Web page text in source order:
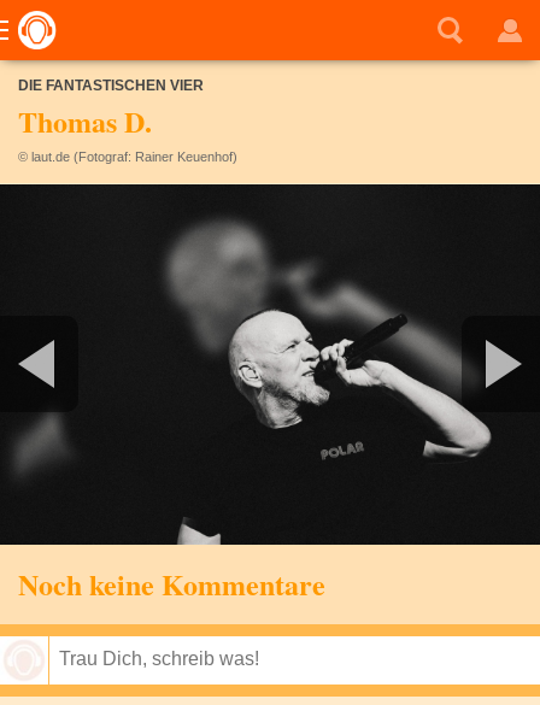
DIE FANTASTISCHEN VIER
Thomas D.
© laut.de (Fotograf: Rainer Keuenhof)
Noch keine Kommentare